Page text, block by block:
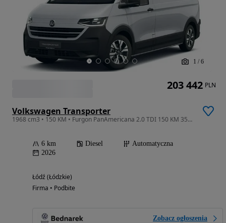
1 / 6
Volkswagen Transporter
1968 cm3 • 150 KM • Furgon PanAmericana 2.0 TDI 150 KM 3500mm Automat
6 km Diesel
Automatyczna
2026
Łódź (Łódzkie)
Firma • Podbite
Zobacz ogłoszenia
203 442 PLN